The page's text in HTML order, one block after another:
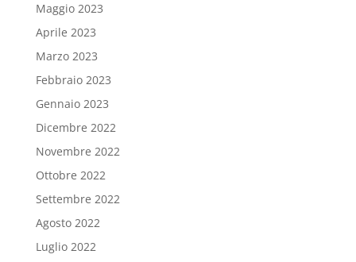
Maggio 2023
Aprile 2023
Marzo 2023
Febbraio 2023
Gennaio 2023
Dicembre 2022
Novembre 2022
Ottobre 2022
Settembre 2022
Agosto 2022
Luglio 2022